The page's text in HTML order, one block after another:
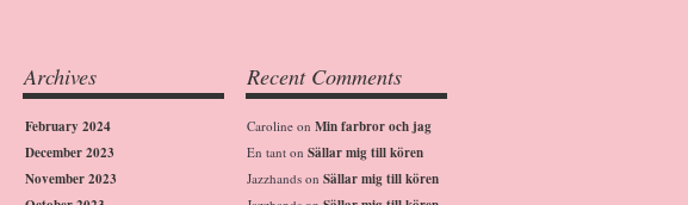
Archives
February 2024
December 2023
November 2023
Recent Comments
Caroline on Min farbror och jag
En tant on Sällar mig till kören
Jazzhands on Sällar mig till kören